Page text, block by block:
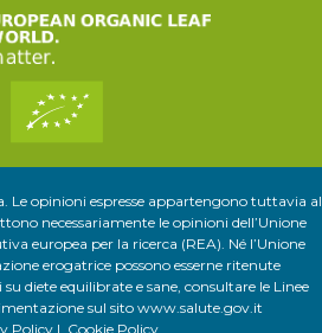
Le opinioni espresse appartengono tuttavia al
necessariamente le opinioni dell’Unione
europea per la ricerca (REA). Né l’Unione
erogatrice possono esserne ritenute
diete equilibrate e sane, consultare le Linee
sul sito www.salute.gov.it
Policy| Cookie Policy